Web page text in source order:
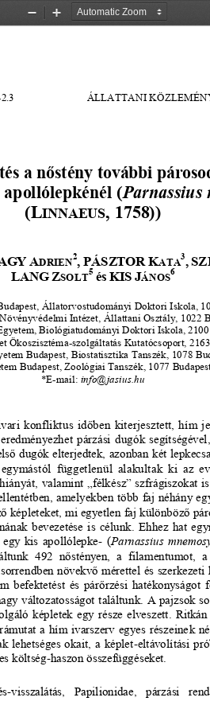
Zoom
Zoom
2.3 ÁLLATTANI
a nőstény további
(Parnassius
(L INNAEUS, 1758))
ADRIEN2 PÁSZTOR KATA3
LANG ZSOLT5 és KIS JÁNOS6
est, Állatorvostudományi Doktori Iskola,
Intézet, Állattani Osztály, 1022
Biológiatudományi Doktori Iskola, 21
Ökoszisztéma-szolgáltatás Kutatócsoport,
Budapest, Biostatisztika Tanszék, 1078 Bu
Budapest, Zoológiai Tanszék, 1077 Buda
*E-mail: info@jasius.hu
konfliktus időben kiterjesztett, hím
párzási dugók
dugók elterjedtek, azonban két
egymástól függetlenül alakultak ki az
valamint félkész” szfrágiszokat is
tben, amelyekben több faj néhány
képleteket, mi egyetlen faj különböző
bevezetése is célunk. Ehhez hat
egy kis apollólepke- (Parnassius
492  nőstényen,  a  filamentumot,
növekvő mérettel és
befektetést és párőrzési hatékonyságot
változatosságot találtunk. A pajzsok
képletek egy része elveszett.
a hím ivarszerv egyes részeinek
lehetséges okait, a képlet-eltávolítási
költség-haszon összefüggéseket.
-visszalátás,  Papilionidae,  párzási